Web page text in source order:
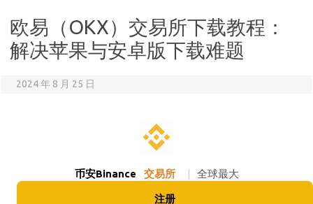
欧易（OKX）交易所下载教程：
解决苹果与安卓版下载难题
2024 年 8 月 25 日
币安Binance 交易所 | 全球最大
注册